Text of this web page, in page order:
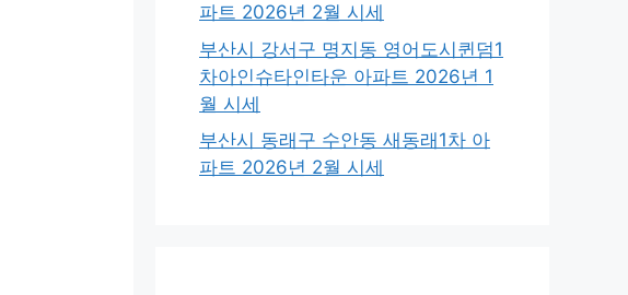
파트 2026년 2월 시세
부산시 강서구 명지동 영어도시퀸덤1
차아인슈타인타운 아파트 2026년 1
월 시세
부산시 동래구 수안동 새동래1차 아
파트 2026년 2월 시세